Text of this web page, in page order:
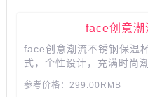
face创意潮
face创意潮流不锈钢保
式，个性设计，充满时尚
口，饮水舒畅。...
参考价格：299.00RMB